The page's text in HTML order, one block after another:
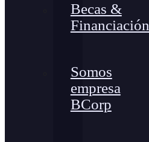
Becas &
Financiación
Somos
empresa
BCorp